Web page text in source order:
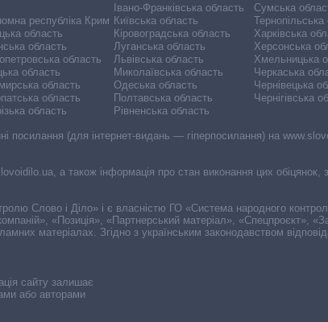
республіка Крим
область
область
область
область
область
область
область
Івано-Франківська область
Київська область
Кіровоградська область
Луганська область
Львівська область
Миколаївська область
Одеська область
Полтавська область
Рівненська область
Сумська
Тернопільська
Харківська
Херсонська
Хмельницька
Черкаська
Чернівецька
Чернігівська
сайту залишає
або авторами
посилання (для інтернет-видань — гіперпосилання) на
а також інформація про стан виконання цих
Слово і Діло» і є власністю ГО «Система народного
«Позиція», «Партнерський матеріал», «Спецпроєкт»,
матеріалах. Згідно з українським законодавством